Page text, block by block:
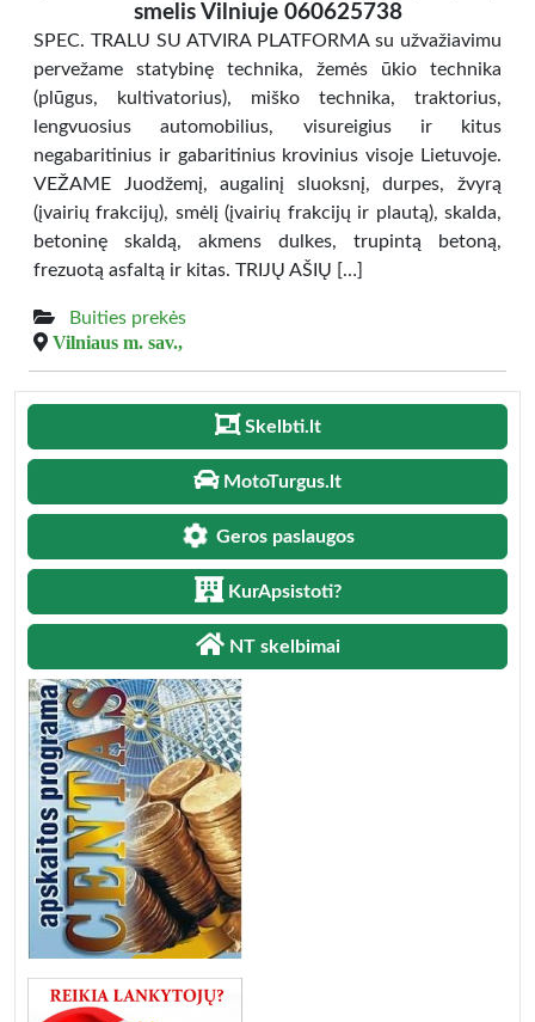
smelis Vilniuje 060625738
SPEC. TRALU SU ATVIRA PLATFORMA su užvažiavimu
pervežame statybinę technika, žemės ūkio technika
(plūgus, kultivatorius), miško technika, traktorius,
lengvuosius automobilius, visureigius ir kitus
negabaritinius ir gabaritinius krovinius visoje Lietuvoje.
VEŽAME Juodžemį, augalinį sluoksnį, durpes, žvyrą
(įvairių frakcijų), smėlį (įvairių frakcijų ir plautą), skalda,
betoninę skaldą, akmens dulkes, trupintą betoną,
frezuotą asfaltą ir kitas. TRIJŲ AŠIŲ […]
Buities prekės
Vilniaus m. sav.,
Skelbti.lt
MotoTurgus.lt
Geros paslaugos
KurApsistoti?
NT skelbimai